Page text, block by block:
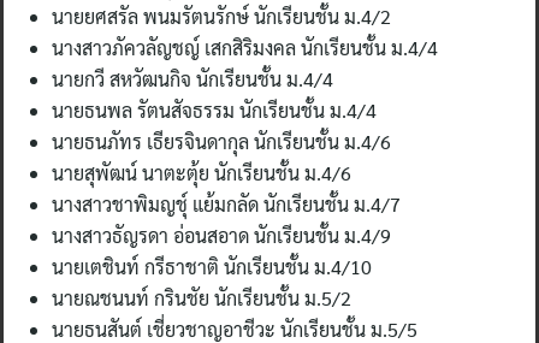
นายยศสรัล พนมรัตนรักษ์ นักเรียนชั้น ม.4/2
นางสาวภัควลัญชญ์ เสกสิริมงคล นักเรียนชั้น ม.4/4
นายกวี สหวัฒนกิจ นักเรียนชั้น ม.4/4
นายธนพล รัตนสัจธรรม นักเรียนชั้น ม.4/4
นายธนภัทร เธียรจินดากุล นักเรียนชั้น ม.4/6
นายสุพัฒน์ นาตะตุ้ย นักเรียนชั้น ม.4/6
นางสาวชาพิมญชุ์ แย้มกลัด นักเรียนชั้น ม.4/7
นางสาวธัญรดา อ่อนสอาด นักเรียนชั้น ม.4/9
นายเตชินท์ กรีธาชาติ นักเรียนชั้น ม.4/10
นายณชนนท์ กรินชัย นักเรียนชั้น ม.5/2
นายธนสันต์ เชี่ยวชาญอาชีวะ นักเรียนชั้น ม.5/5